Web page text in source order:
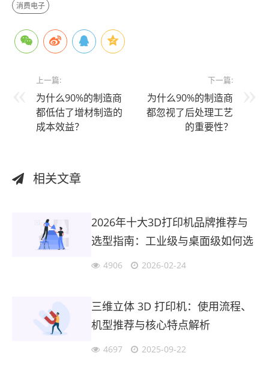
消费电子
上一篇:
为什么90%的制造商
都低估了增材制造的
成本效益？
下一篇:
为什么90%的制造商
都忽视了后处理工艺
的重要性？
相关文章
2026年十大3D打印机品牌推荐与
选型指南：工业级与桌面级如何选
择？4906 2026-02-24
三维立体 3D 打印机：使用流程、
机型推荐与核心特点解析
4697 2025-09-22